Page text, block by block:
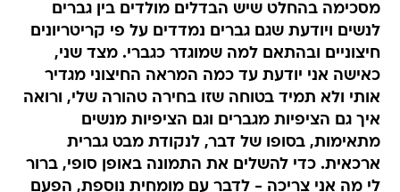
מסכימה בהחלט שיש הבדלים מולדים בין גברים
לנשים ויודעת שגם גברים נמדדים על פי קריטריונים
חיצוניים ובהתאם למה שמוגדר כגברי. מצד שני,
כאישה אני יודעת עד כמה המראה החיצוני מגדיר
אותי ולא תמיד בטוחה שזו בחירה טהורה שלי, ורואה
איך גם הציפיות מגברים וגם הציפיות מנשים
מתאימות, בסופו של דבר, לנקודת מבט גברית
ארכאית. כדי להשלים את התמונה באופן סופי, ברור
לי מה אני צריכה - לדבר עם מומחית נוספת, הפעם